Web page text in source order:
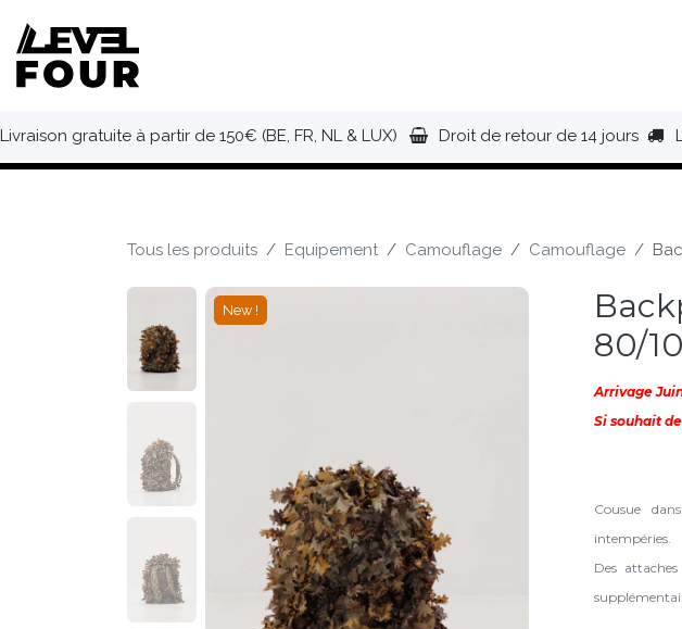
Livraison gratuite à partir de 150€ (BE, FR, NL & LUX) Droit de retour de 14 jours
Tous les produits Equipement Camouflage Camouflage
New !
New !
80/
Arrivage
Si souhait
Cousue
intempéries.
Des